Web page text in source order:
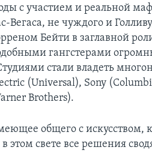
с участием и реальной
Вегаса, не чуждого и
Бейти в заглавной
гангстерами
стали владеть
(Universal), Sony
Brothers).
общего с искусством,
этом свете все решения